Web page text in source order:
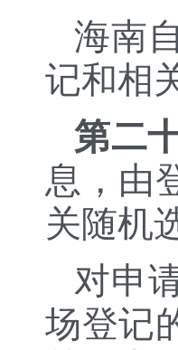
海南
记和相
第二
息，由
关随机
对申
场登记